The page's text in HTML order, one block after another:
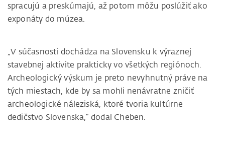
spracujú a preskúmajú, až potom môžu poslúžiť ako
exponáty do múzea.
„V súčasnosti dochádza na Slovensku k výraznej
stavebnej aktivite prakticky vo všetkých regiónoch.
Archeologický výskum je preto nevyhnutný práve na
tých miestach, kde by sa mohli nenávratne zničiť
archeologické náleziská, ktoré tvoria kultúrne
dedičstvo Slovenska,“ dodal Cheben.